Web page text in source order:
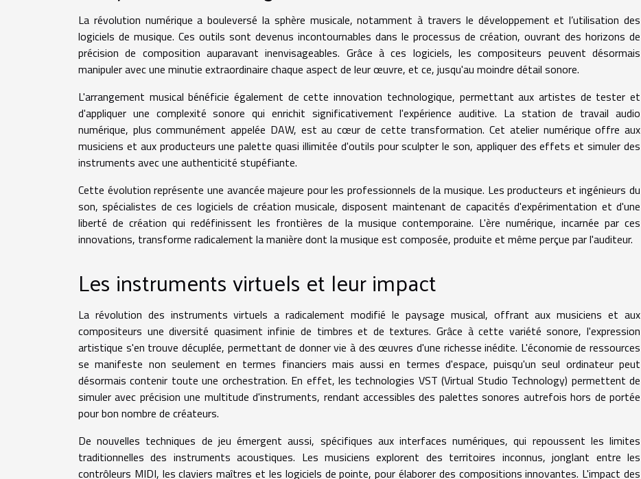
La révolution numérique a bouleversé la sphère musicale, notamment à travers le développement et l’utilisation des
logiciels de musique. Ces outils sont devenus incontournables dans le processus de création, ouvrant des horizons de
précision de composition auparavant inenvisageables. Grâce à ces logiciels, les compositeurs peuvent désormais
manipuler avec une minutie extraordinaire chaque aspect de leur œuvre, et ce, jusqu'au moindre détail sonore.
L'arrangement musical bénéficie également de cette innovation technologique, permettant aux artistes de tester et
d'appliquer une complexité sonore qui enrichit significativement l'expérience auditive. La station de travail audio
numérique, plus communément appelée DAW, est au cœur de cette transformation. Cet atelier numérique offre aux
musiciens et aux producteurs une palette quasi illimitée d'outils pour sculpter le son, appliquer des effets et simuler des
instruments avec une authenticité stupéfiante.
Cette évolution représente une avancée majeure pour les professionnels de la musique. Les producteurs et ingénieurs du
son, spécialistes de ces logiciels de création musicale, disposent maintenant de capacités d'expérimentation et d'une
liberté de création qui redéfinissent les frontières de la musique contemporaine. L'ère numérique, incarnée par ces
innovations, transforme radicalement la manière dont la musique est composée, produite et même perçue par l'auditeur.
Les instruments virtuels et leur impact
La révolution des instruments virtuels a radicalement modifié le paysage musical, offrant aux musiciens et aux
compositeurs une diversité quasiment infinie de timbres et de textures. Grâce à cette variété sonore, l'expression
artistique s'en trouve décuplée, permettant de donner vie à des œuvres d'une richesse inédite. L'économie de ressources
se manifeste non seulement en termes financiers mais aussi en termes d'espace, puisqu'un seul ordinateur peut
désormais contenir toute une orchestration. En effet, les technologies VST (Virtual Studio Technology) permettent de
simuler avec précision une multitude d'instruments, rendant accessibles des palettes sonores autrefois hors de portée
pour bon nombre de créateurs.
De nouvelles techniques de jeu émergent aussi, spécifiques aux interfaces numériques, qui repoussent les limites
traditionnelles des instruments acoustiques. Les musiciens explorent des territoires inconnus, jonglant entre les
contrôleurs MIDI, les claviers maîtres et les logiciels de pointe, pour élaborer des compositions innovantes. L'impact des